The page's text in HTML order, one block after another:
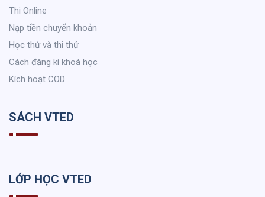
Thi Online
Nạp tiền chuyển khoản
Học thử và thi thử
Cách đăng kí khoá học
Kích hoạt COD
SÁCH VTED
LỚP HỌC VTED